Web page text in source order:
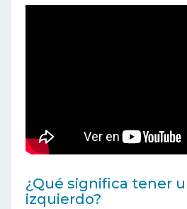
¿Qué significa tener
izquierdo?